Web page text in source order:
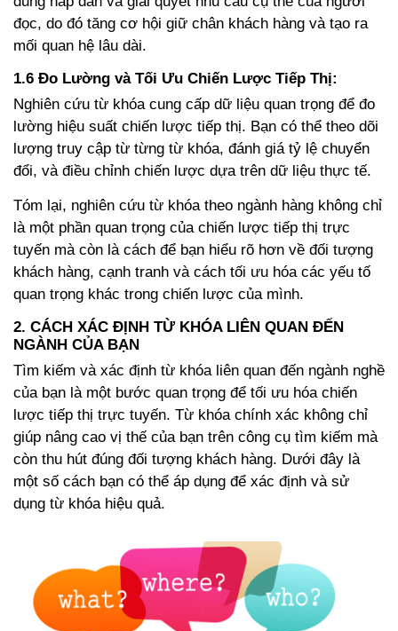
đọc, do đó tăng cơ hội giữ chân khách hàng và tạo ra
mối quan hệ lâu dài.
1.6 Đo Lường và Tối Ưu Chiến Lược Tiếp Thị:
Nghiên cứu từ khóa cung cấp dữ liệu quan trọng để đo
lường hiệu suất chiến lược tiếp thị. Bạn có thể theo dõi
lượng truy cập từ từng từ khóa, đánh giá tỷ lệ chuyển
đổi, và điều chỉnh chiến lược dựa trên dữ liệu thực tế.
Tóm lại, nghiên cứu từ khóa theo ngành hàng không chỉ
là một phần quan trọng của chiến lược tiếp thị trực
tuyến mà còn là cách để bạn hiểu rõ hơn về đối tượng
khách hàng, cạnh tranh và cách tối ưu hóa các yếu tố
quan trọng khác trong chiến lược của mình.
2. CÁCH XÁC ĐỊNH TỪ KHÓA LIÊN QUAN ĐẾN
NGÀNH CỦA BẠN
Tìm kiếm và xác định từ khóa liên quan đến ngành nghề
của bạn là một bước quan trọng để tối ưu hóa chiến
lược tiếp thị trực tuyến. Từ khóa chính xác không chỉ
giúp nâng cao vị thế của bạn trên công cụ tìm kiếm mà
còn thu hút đúng đối tượng khách hàng. Dưới đây là
một số cách bạn có thể áp dụng để xác định và sử
dụng từ khóa hiệu quả.